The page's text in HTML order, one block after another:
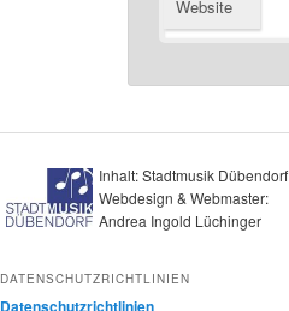
Website
Inhalt: Stadtmusik Dübendorf
Webdesign & Webmaster:
Andrea Ingold Lüchinger
DATENSCHUTZRICHTLINIEN
Datenschutzrichtlinien